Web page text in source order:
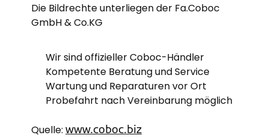
Die Bildrechte unterliegen der Fa.Coboc
GmbH & Co.KG
Wir sind offizieller Coboc-Händler
Kompetente Beratung und Service
Wartung und Reparaturen vor Ort
Probefahrt nach Vereinbarung möglich
Quelle: www.coboc.biz